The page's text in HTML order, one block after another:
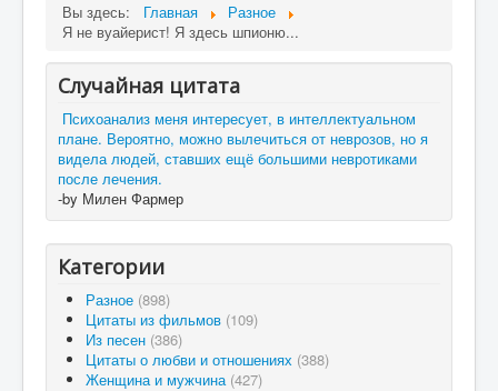
Вы здесь: Главная
Разное
Я не вуайерист! Я здесь шпионю...
Случайная цитата
Психоанализ меня интересует, в интеллектуальном
плане. Вероятно, можно вылечиться от неврозов, но я
видела людей, ставших ещё большими невротиками
после лечения.
-by Милен Фармер
Категории
Разное (898)
Цитаты из фильмов (109)
Из песен (386)
Цитаты о любви и отношениях (388)
Женщина и мужчина (427)